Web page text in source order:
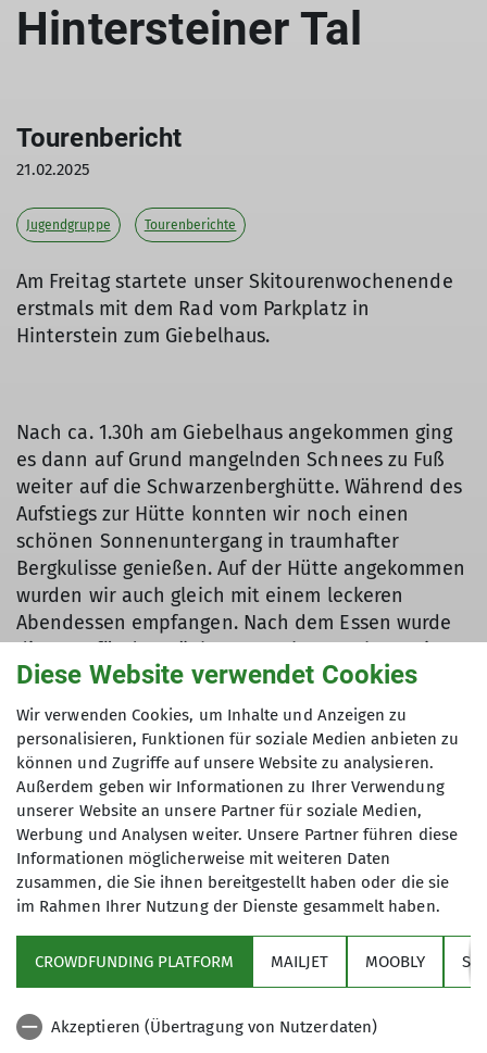
Hintersteiner Tal
Tourenbericht
21.02.2025
Jugendgruppe Tourenberichte
Am Freitag startete unser Skitourenwochenende
erstmals mit dem Rad vom Parkplatz in
Hinterstein zum Giebelhaus.
Nach ca. 1.30h am Giebelhaus angekommen ging
es dann auf Grund mangelnden Schnees zu Fuß
weiter auf die Schwarzenberghütte. Während des
Aufstiegs zur Hütte konnten wir noch einen
schönen Sonnenuntergang in traumhafter
Bergkulisse genießen. Auf der Hütte angekommen
wurden wir auch gleich mit einem leckeren
Abendessen empfangen. Nach dem Essen wurde
die Tour für den nächsten Tag besprochen. Mit
netten Gesprächen ließen wir den Abend
ausklingen und gingen voller Vorfreude auf die
kommenden Tage ins Bett.
Am Samstag ging es nach dem Frühstück um 7 Uhr
gleich los auf die erste Skitour. Das Ziel war der
Große Daumen mit einer Höhe von 2.280 m. Wir
hatten also 900 Höhenmeter vor uns. An diesem
Tag hatten wir traumhaftes Wetter und eine
motivorte Gruppe aus vier Jugendlichen und
einem Leiter. Am Gipfel angekommen waren alle
stolz und genossen noch das Panorama. Nach
einer kleinen Pause begannen wir mit der
Abfahrt. Trotz nicht ganz idealer Bedingungen
meisterten wir die Abfahrt und hatten dabei eine
Diese Website verwendet Cookies
Wir verwenden Cookies, um Inhalte und Anzeigen zu
personalisieren, Funktionen für soziale Medien anbieten zu
können und Zugriffe auf unsere Website zu analysieren.
Außerdem geben wir Informationen zu Ihrer Verwendung
unserer Website an unsere Partner für soziale Medien,
Werbung und Analysen weiter. Unsere Partner führen diese
Informationen möglicherweise mit weiteren Daten
zusammen, die Sie ihnen bereitgestellt haben oder die sie
im Rahmen Ihrer Nutzung der Dienste gesammelt haben.
CROWDFUNDING PLATFORM MAILJET MOOBLY
Akzeptieren (Übertragung von Nutzerdaten)